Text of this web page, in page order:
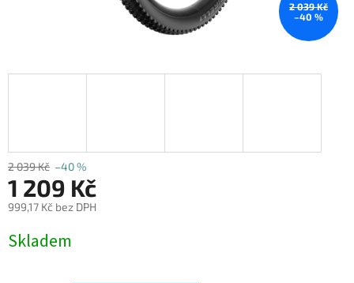
2 039 Kč
–40 %
2 039 Kč –40 %
1 209 Kč
999,17 Kč bez DPH
cena:
Skladem